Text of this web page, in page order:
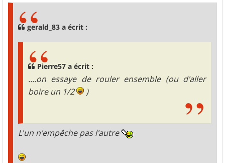
gerald_83 a écrit :
Pierre57 a écrit :
....on essaye de rouler ensemble (ou d'aller
boire un 1/2
)
L'un n'empêche pas l'autre